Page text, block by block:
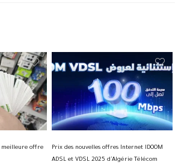
meilleure offre
Prix des nouvelles offres Internet IDOOM
ADSL et VDSL 2025 d’Algérie Télécom